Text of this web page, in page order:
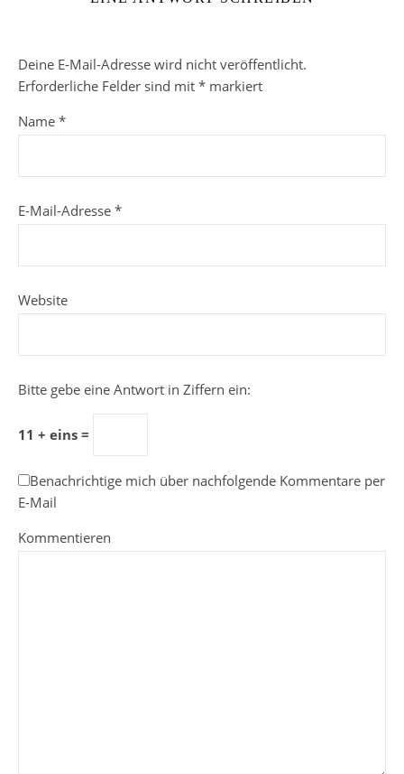
Deine E-Mail-Adresse wird nicht veröffentlicht.
Erforderliche Felder sind mit * markiert
Name *
E-Mail-Adresse *
Website
Bitte gebe eine Antwort in Ziffern ein:
11 + eins =
Benachrichtige mich über nachfolgende Kommentare per
E-Mail
Kommentieren